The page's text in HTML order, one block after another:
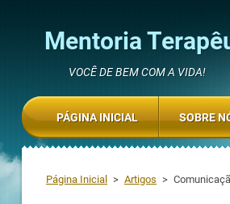
Mentoria
VOCÊ DE BEM COM A VIDA!
Página Inicial > Artigos >
PÁGINA INICIAL SOBRE